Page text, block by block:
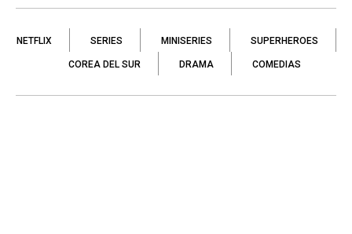
NETFLIX SERIES MINISERIES SUPERHEROES
COREA DEL SUR DRAMA COMEDIAS